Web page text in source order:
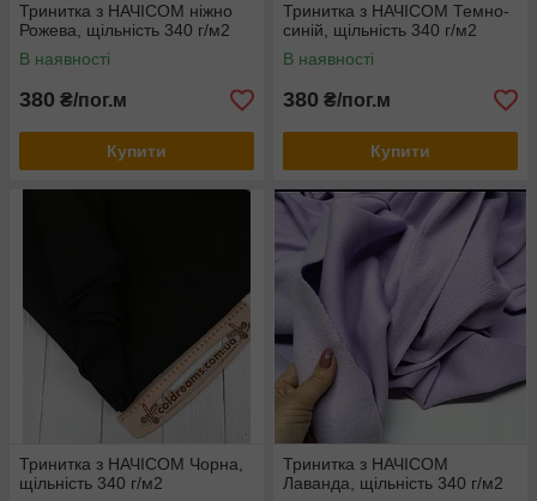
Тринитка з НАЧІСОМ ніжно
Рожева, щільність 340 г/м2
В наявності
380 ₴/пог.м
Купити
Тринитка з НАЧІСОМ Темно-
синій, щільність 340 г/м2
В наявності
380 ₴/пог.м
Купити
Тринитка з НАЧІСОМ Чорна,
щільність 340 г/м2
Тринитка з НАЧІСОМ
Лаванда, щільність 340 г/м2